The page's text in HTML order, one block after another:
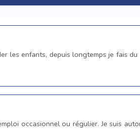
les enfants, depuis longtemps je fais du
occasionnel ou régulier. Je suis